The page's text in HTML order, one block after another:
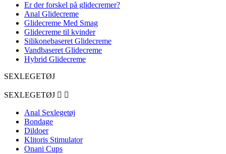
Er der forskel på glidecremer?
Anal Glidecreme
Glidecreme Med Smag
Glidecreme til kvinder
Silikonebaseret Glidecreme
Vandbaseret Glidecreme
Hybrid Glidecreme
SEXLEGETØJ
SEXLEGETØJ  
Anal Sexlegetøj
Bondage
Dildoer
Klitoris Stimulator
Onani Cups